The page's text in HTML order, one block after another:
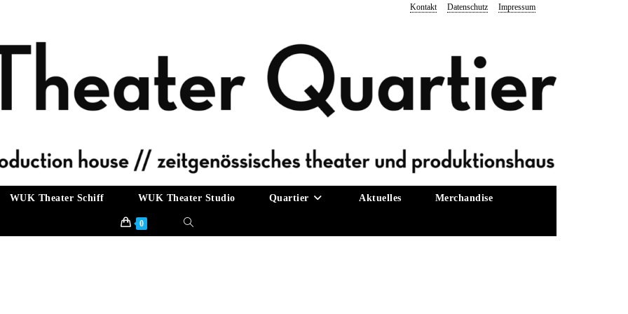
Kontakt Datenschutz Impressum
WUK Theater Schiff WUK Theater Studio Quartier Aktuelles Merchandise
0 Website-